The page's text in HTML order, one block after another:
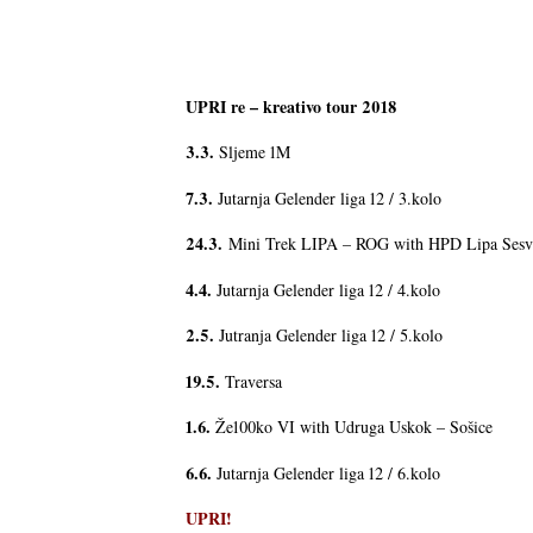
UPRI re – kreativo tour 2018
3.3. Sljeme 1M
7.3. Jutarnja Gelender liga 12 / 3.kolo
24.3. Mini Trek LIPA – ROG with HPD Lipa
4.4. Jutarnja Gelender liga 12 / 4.kolo
2.5. Jutranja Gelender liga 12 / 5.kolo
19.5. Traversa
1.6. Že100ko VI with Udruga Uskok – Sošice
6.6. Jutarnja Gelender liga 12 / 6.kolo
UPRI!